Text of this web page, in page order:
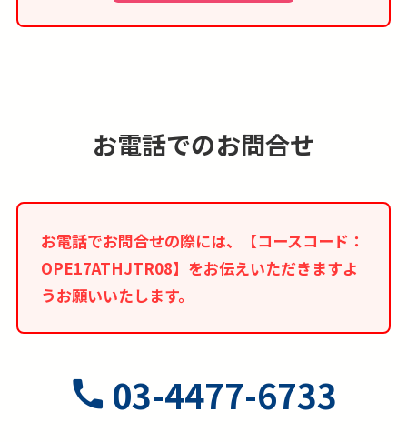
途中降機も可能です。詳しくはお問合せ下さい。
お電話でのお問合せ
お電話でお問合せの際には、【コースコード：
OPE17ATHJTR08】をお伝えいただきますよ
うお願いいたします。
03-4477-6733